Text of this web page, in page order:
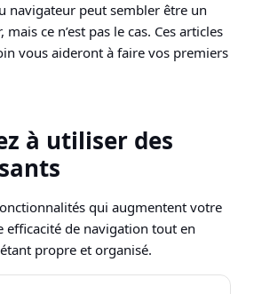
navigateur peut sembler être un
ce n’est pas le cas. Ces articles
vous aideront à faire vos premiers
à utiliser des
qui augmentent votre
efficacité de navigation tout en
propre et organisé.